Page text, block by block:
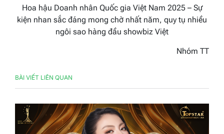
Hoa hậu Doanh nhân Quốc gia Việt Nam 2025 – Sự
kiện nhan sắc đáng mong chờ nhất năm, quy tụ nhiều
ngôi sao hàng đầu showbiz Việt
Nhóm TT
BÀI VIẾT LIÊN QUAN